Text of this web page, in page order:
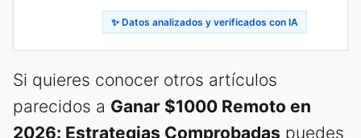
✨ Datos analizados y verificados con IA
Si quieres conocer otros artículos
parecidos a Ganar $1000 Remoto en
2026: Estrategias Comprobadas puedes